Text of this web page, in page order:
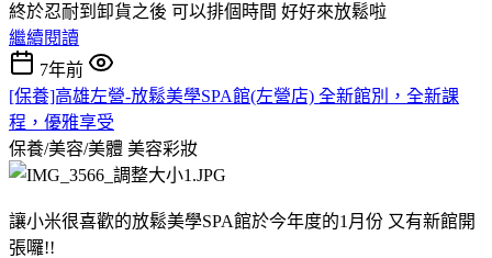
終於忍耐到卸貨之後 可以排個時間 好好來放鬆啦
繼續閱讀
7年前
[保養]高雄左營-放鬆美學SPA館(左營店) 全新館別，全新課
程，優雅享受
保養/美容/美體 美容彩妝
讓小米很喜歡的放鬆美學SPA館於今年度的1月份 又有新館開
張囉!!